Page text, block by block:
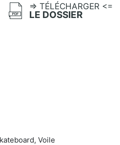
=> TÉLÉCHARGER <=
LE DOSSIER
Voile